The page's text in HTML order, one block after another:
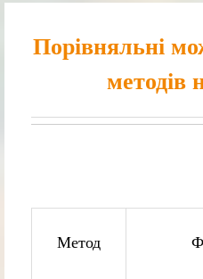
Порівняльні
методів
Метод